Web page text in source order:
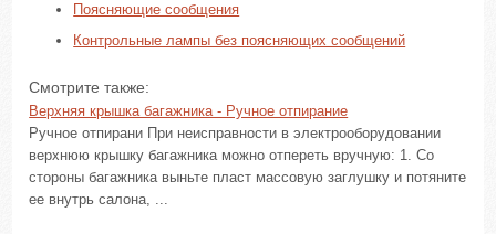
Поясняющие сообщения
Контрольные лампы без поясняющих сообщений
Смотрите также:
Верхняя крышка багажника - Ручное отпирание
Ручное отпирани При неисправности в электрооборудовании
верхнюю крышку багажника можно отпереть вручную: 1. Со
стороны багажника выньте пласт массовую заглушку и потяните
ее внутрь салона, ...